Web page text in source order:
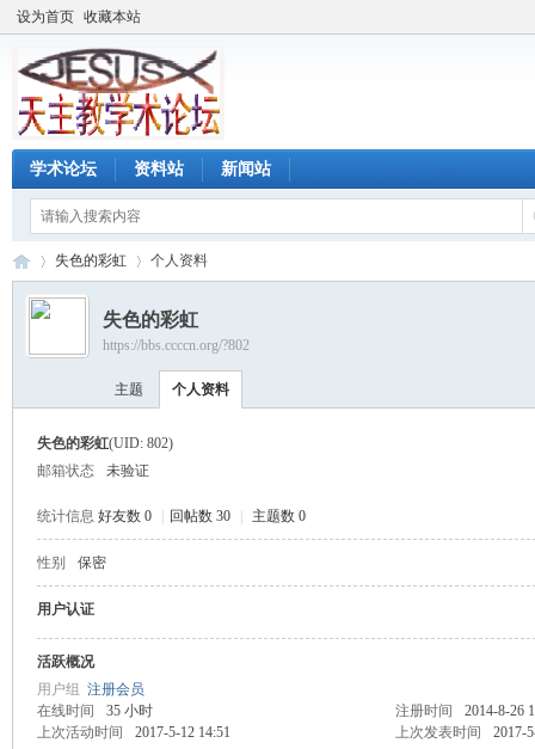
设为首页 收藏本站
学术论坛 资料站 新闻站
›
失色的彩虹 个人资料
失色的彩虹
https://bbs.ccccn.org/?802
主题 个人资料
失色的彩虹(UID: 802)
邮箱状态
未验证
统计信息 好友数 0 回帖数 30 主题数 0
性别 保密
用户认证
活跃概况
用户组 注册会员
在线时间
35 小时 注册时间
2014-8-26
上次活动时间
2017-5-12 14:51 上次发表时间 2017-